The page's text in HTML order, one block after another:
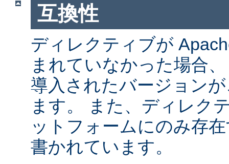
互換性
ディレクティブが
まれていなかった場合
導入されたバージョン
ます。 また、ディレク
ットフォームにのみ存
書かれています。